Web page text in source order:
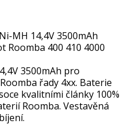
MH 14,4V 3500mAh
Roomba 400 410 4000
3500mAh pro
řady 4xx. Baterie
kvalitními články 100%
Roomba. Vestavěná